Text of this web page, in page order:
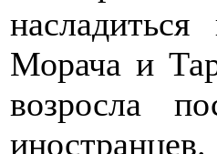
Морача и
возросла
иностранцев.